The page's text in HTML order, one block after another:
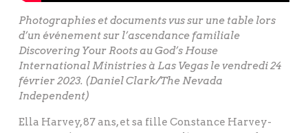
Photographies et documents vus sur une table lors
d’un événement sur l’ascendance familiale
Discovering Your Roots au God’s House
International Ministries à Las Vegas le vendredi 24
février 2023. (Daniel Clark/The Nevada
Independent)
Ella Harvey, 87 ans, et sa fille Constance Harvey-